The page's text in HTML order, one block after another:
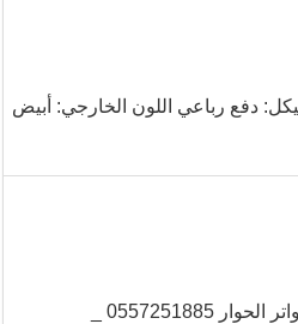
حافظت بشكل جيد المسافة المقطوعة: 53،300 كلم طراز الهيكل: دفع رباعي اللون الخارجي: أبيض